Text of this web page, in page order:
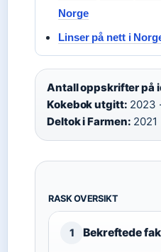
Norge
Linser på nett i
Antall oppskrifter på
Kokebok utgitt: 2023 ·
Deltok i Farmen: 2021
RASK OVERSIKT
1 Bekreftede